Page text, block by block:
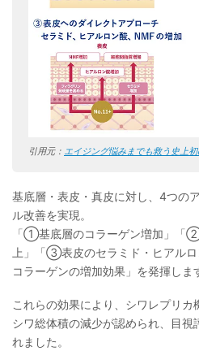
引用元： エイジング悩みまでも救う史上
基底層・表皮・真皮に対し、4つの
ル改善を実現。
「①基底層のコラーゲン増加」「
上」「③表皮のセラミド・ヒアル
コラーゲンの増加効果」を発揮しま
これらの効果により、シワレプリカ
シワ総体積の減少が認められ、目視
れました。